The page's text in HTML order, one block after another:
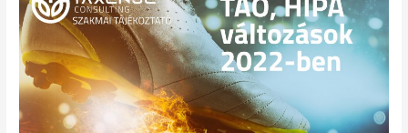
változások
2022-
ben